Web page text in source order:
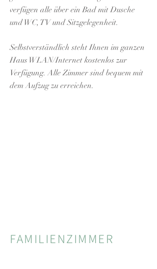
verfügen alle über ein Bad mit Dusche
und WC, TV und Sitzgelegenheit.
Selbstverständlich steht Ihnen im ganzen
Haus WLAN/Internet kostenlos zur
Verfügung. Alle Zimmer sind bequem mit
dem Aufzug zu erreichen.
FAMILIENZIMMER